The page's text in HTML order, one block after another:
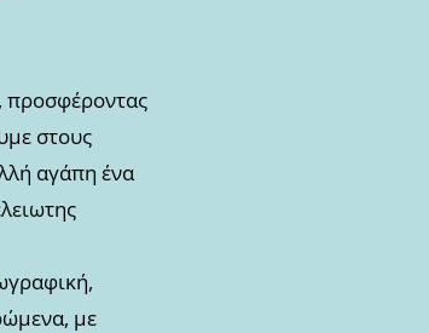
προσφέροντας
στους
αγάπη ένα
με